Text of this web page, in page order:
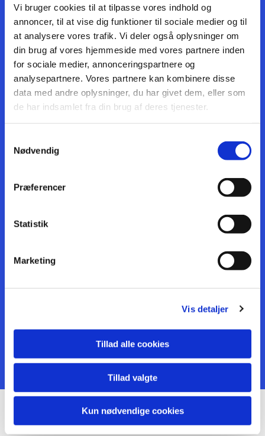
Vi bruger cookies til at tilpasse vores indhold og
annoncer, til at vise dig funktioner til sociale medier og til
at analysere vores trafik. Vi deler også oplysninger om
din brug af vores hjemmeside med vores partnere inden
for sociale medier, annonceringspartnere og
analysepartnere. Vores partnere kan kombinere disse
data med andre oplysninger, du har givet dem, eller som
de har indsamlet fra din brug af deres tjenester.
Nødvendig
Præferencer
Statistik
Marketing
Vis detaljer
Tillad alle cookies
Tillad valgte
Kun nødvendige cookies
HAR DU SPØRGSMÅL?
Skriv hvis der er noget, du er i tvivl om eller
har spørgsmål om tilmelding,
aldersgrupper, niveauer, eller hvad det end
måtte være. Du er også velkommen til at
ringe på tlf. 23 62 40 26.